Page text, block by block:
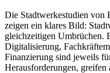
Die Stadtwerkestudien von
zeigen ein klares Bild:
gleichzeitigen Umbrüchen.
Digitalisierung,
Finanzierung sind jeweils
Herausforderungen, greifen